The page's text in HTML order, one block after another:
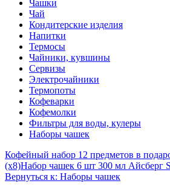
Чашки
Чай
Кондитерские изделия
Напитки
Термосы
Чайники, кувшины
Сервизы
Электрочайники
Термопоты
Кофеварки
Кофемолки
Фильтры для воды, кулеры
Наборы чашек
Кофейный набор 12 предметов в
(х8)Набор чашек 6 шт 300 мл Айсберг
Вернуться к: Наборы чашек